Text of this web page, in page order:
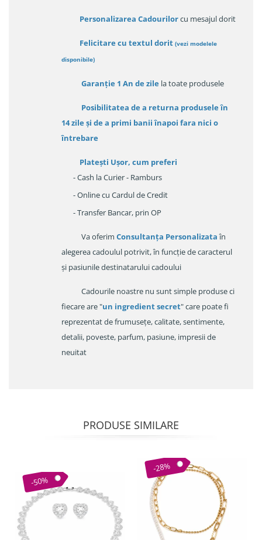
Personalizarea Cadourilorcu mesajul dorit
Felicitare cu textul dorit (vezi modelele
disponibile)
Garanție 1 An de zile la toate produsele
Posibilitatea de a returna produsele în
14 zileși de a primi banii înapoi fara nici o
întrebare
Platești Ușor, cum preferi
- Cash la Curier - Ramburs
- Online cu Cardul de Credit
- Transfer Bancar, prin OP
Va oferim Consultanța Personalizataîn
alegerea cadoulul potrivit, în funcție de caracterul
și pasiunile destinatarului cadoului
Cadourile noastre nu sunt simple produse ci
fiecare are "un ingredient secret" care poate fi
reprezentat de frumusețe, calitate, sentimente,
detalii, poveste, parfum, pasiune, impresii de
neuitat
PRODUSE SIMILARE
-50%
-28%